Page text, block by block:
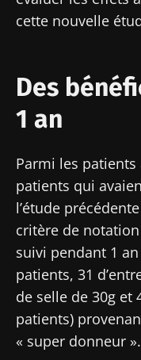
cette nouvelle
Des
1 an
Parmi les patients
patients qui
l’étude
critère de
suivi pendant 1
patients, 31
de selle de 30g et
patients)
« super donneur ».